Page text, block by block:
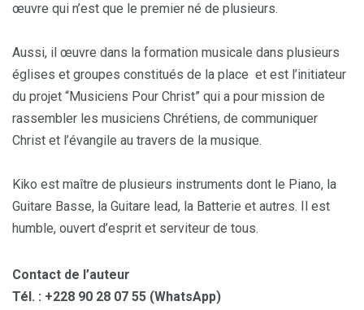
œuvre qui n’est que le premier né de plusieurs.
Aussi, il œuvre dans la formation musicale dans plusieurs
églises et groupes constitués de la place et est l’initiateur
du projet “Musiciens Pour Christ” qui a pour mission de
rassembler les musiciens Chrétiens, de communiquer
Christ et l’évangile au travers de la musique.
Kiko est maître de plusieurs instruments dont le Piano, la
Guitare Basse, la Guitare lead, la Batterie et autres. Il est
humble, ouvert d’esprit et serviteur de tous.
Contact de l’auteur
Tél. : +228 90 28 07 55 (WhatsApp)